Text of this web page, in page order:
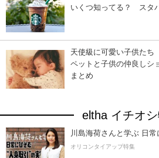
いくつ知ってる？ スタ
天使級に可愛い子供たち
ペットと子供の仲良しシ
まとめ
eltha イチオ
川島海荷さんと学ぶ 日常
オリコンタイアップ特集